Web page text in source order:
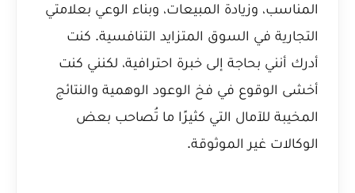
المناسب، وزيادة المبيعات، وبناء الوعي بعلامتي
التجارية في السوق المتزايد التنافسية. كنت
أدرك أنني بحاجة إلى خبرة احترافية، لكنني كنت
أخشى الوقوع في فخ الوعود الوهمية والنتائج
المخيبة للآمال التي كثيرًا ما تُصاحب بعض
الوكالات غير الموثوقة.